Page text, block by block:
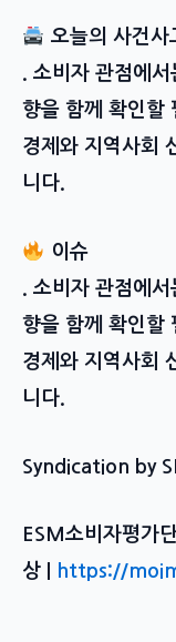
오늘의 사건사
. 소비자 관점에
향을 함께 확인할
경제와 지역사회
니다.
이슈
. 소비자 관점에
향을 함께 확인할
경제와 지역사회
니다.
Syndication by
ESM소비자평가
상 |
https://